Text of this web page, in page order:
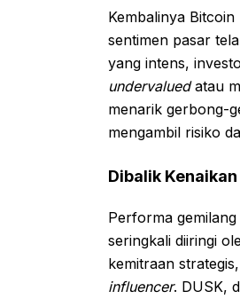
Kembalinya
sentimen pasar
yang intens,
undervaluedatau
menarik gerbong-
mengambil risiko
Dibalik
Performa
seringkali diiringi
kemitraan
influencer. DUSK,